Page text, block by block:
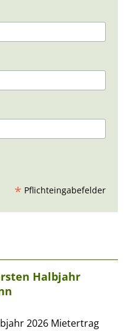
* Pflichteingabefelder
Halbjahr
2026 Mietertrag